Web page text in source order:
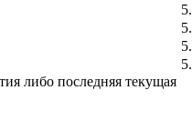
либо последняя текущая